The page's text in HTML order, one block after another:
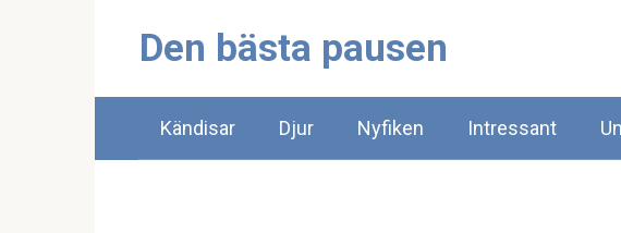
Den bästa pausen
Kändisar Djur Nyfiken Intressant